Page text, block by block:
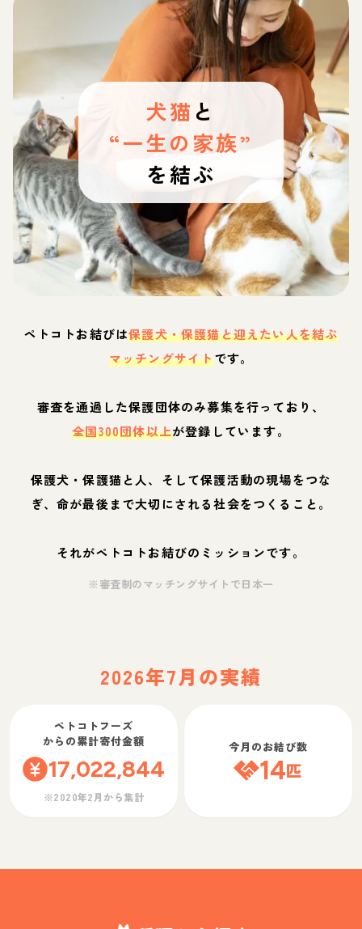
犬猫 と
“一生の家族”
を結ぶ
ペトコトお結びは保護犬・保護猫と迎えたい人を結ぶ
マッチングサイトです。
審査を通過した保護団体のみ募集を行っており、
全国300団体以上が登録しています。
保護犬・保護猫と人、そして保護活動の現場をつな
ぎ、命が最後まで大切にされる社会をつくること。
それがペトコトお結びのミッションです。
※審査制のマッチングサイトで日本一
2026年7月の実績
ペトコトフーズ
からの累計寄付金額
17,022,844
※2020年2月から集計
今月のお結び数
14匹